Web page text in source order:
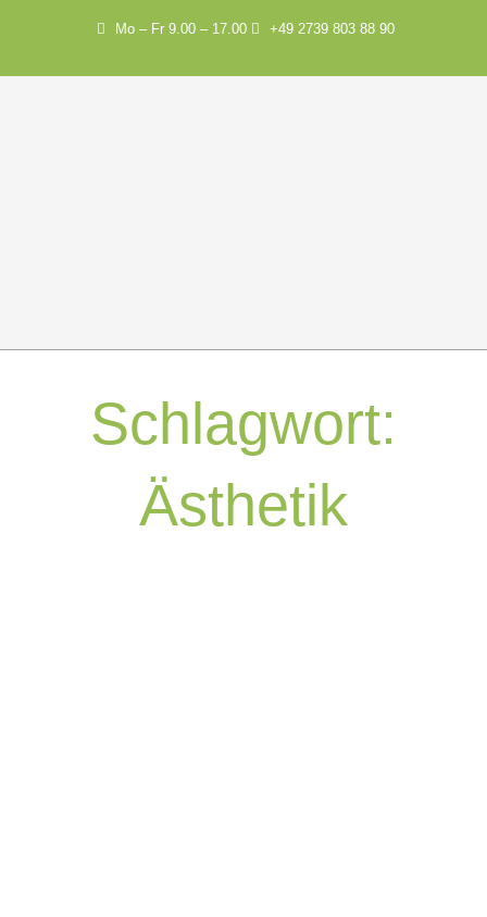
Mo – Fr 9.00 – 17.00 +49 2739 803 88 90
Schlagwort:
Ästhetik